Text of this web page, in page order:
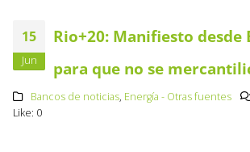
15
Jun
Rio+20: Manifiesto
para que no se
Bancos de noticias, Energía - Otras fuentes
Like: 0